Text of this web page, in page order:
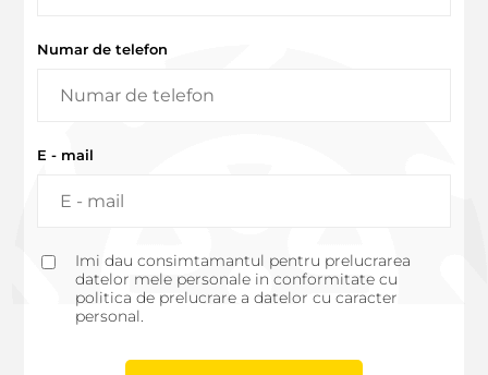
Numar de telefon
E - mail
Imi dau consimtamantul pentru prelucrarea
datelor mele personale in conformitate cu
politica de prelucrare a datelor cu caracter
personal.